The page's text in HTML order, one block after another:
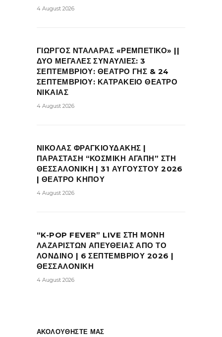
4 August 2026
ΓΙΩΡΓΟΣ ΝΤΑΛΑΡΑΣ «ΡΕΜΠΕΤΙΚΟ» ||
ΔΥΟ ΜΕΓΑΛΕΣ ΣΥΝΑΥΛΙΕΣ: 3
ΣΕΠΤΕΜΒΡΙΟΥ: ΘΕΑΤΡΟ ΓΗΣ & 24
ΣΕΠΤΕΜΒΡΙΟΥ: ΚΑΤΡΑΚΕΙΟ ΘΕΑΤΡΟ
ΝΙΚΑΙΑΣ
4 August 2026
ΝΙΚΟΛΑΣ ΦΡΑΓΚΙΟΥΔΑΚΗΣ |
ΠΑΡΑΣΤΑΣΗ “ΚΟΣΜΙΚΗ ΑΓΑΠΗ” ΣΤΗ
ΘΕΣΣΑΛΟΝΙΚΗ | 31 ΑΥΓΟΥΣΤΟΥ 2026
| ΘΕΑΤΡΟ ΚΗΠΟΥ
4 August 2026
“K-POP FEVER” LIVE ΣΤΗ ΜΟΝΗ
ΛΑΖΑΡΙΣΤΩΝ ΑΠΕΥΘΕΙΑΣ ΑΠΟ ΤΟ
ΛΟΝΔΙΝΟ | 6 ΣΕΠΤΕΜΒΡΙΟΥ 2026 |
ΘΕΣΣΑΛΟΝΙΚΗ
4 August 2026
ΑΚΟΛΟΥΘΗΣΤΕ ΜΑΣ